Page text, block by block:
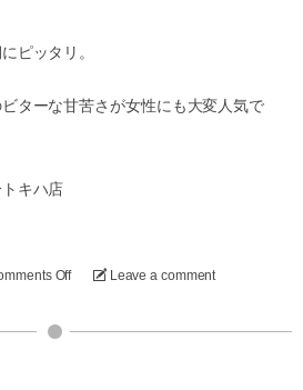
ピッタリ。
ターな甘苦さが女性にも大変人気で
キハ店
Off Leave a comment